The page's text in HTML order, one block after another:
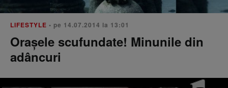
LIFESTYLE • pe 14.07.2014 la 13:01
Orașele scufundate! Minunile din
adâncuri